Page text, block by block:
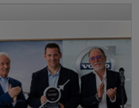
cuentos y publicaciones
fuego, los dragones y la tradición
ambientación de una edición
en el simbolismo de las
de las llamas.